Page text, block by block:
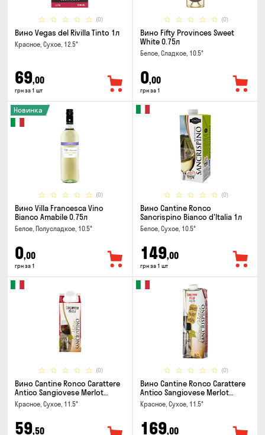
(0)
Вино Vegas del Rivilla Tinto 1л
Красное, Сухое, 12.5°
69,00
грн за 1 шт
(0)
Вино Fifty Provinces Sweet
White 0.75л
Белое, Сладкое, 10.5°
0,00
грн за 1
(0)
Новинка
Вино Villa Francesca Vino
Bianco Amabile 0.75л
Белое, Полусладкое, 10.5°
0,00
грн за 1
(0)
Вино Cantine Ronco
Sancrispino Bianco d'Italia 1л
Белое, Сухое, 10.5°
149,00
грн за 1 шт
(0)
Вино Cantine Ronco Carattere
Antico Sangiovese Merlot
Rubicone IGT 0.25л
Красное, Сухое, 11.5°
59,50
(0)
Вино Cantine Ronco Carattere
Antico Sangiovese Merlot
Rubicone IGT 1л
Красное, Сухое, 11.5°
169,00